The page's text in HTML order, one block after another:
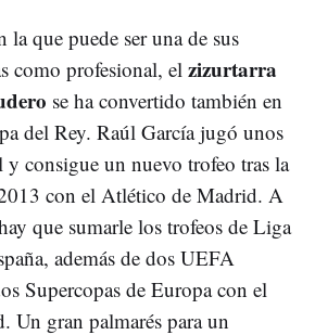
la que puede ser una de sus
como profesional, el zizurtarra
se ha convertido también en
del Rey. Raúl García jugó unos
consigue un nuevo trofeo tras la
con el Atlético de Madrid. A
que sumarle los trofeos de Liga
además de dos UEFA
Supercopas de Europa con el
Un gran palmarés para un